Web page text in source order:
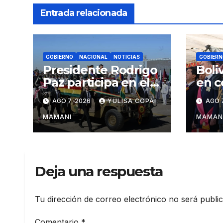
Entrada relacionada
GOBIERNO NACIONAL NOTICIAS
Presidente Rodrigo
Paz participa en el
aniversario de las
Fuerzas Armadas
AGO 7, 2026 YULISA COPA
MAMANI
en
AGO
Deja una respuesta
Tu dirección de correo electrónico no será